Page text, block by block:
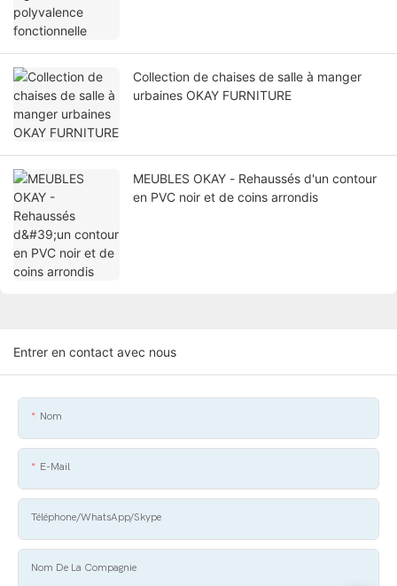
Collection de chaises de salle à manger
urbaines OKAY FURNITURE
MEUBLES OKAY - Rehaussés d'un contour
en PVC noir et de coins arrondis
Entrer en contact avec nous
Nom
E-Mail
Téléphone/WhatsApp/Skype
Nom De La Compagnie